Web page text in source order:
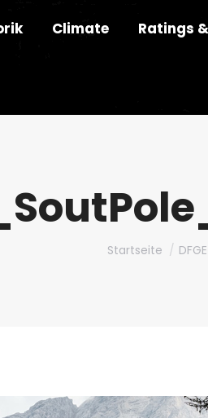
Climate Ratings
Du bist hier:
Startseite